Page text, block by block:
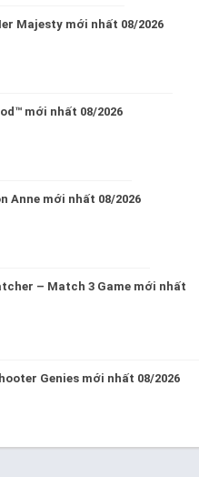
Majesty mới nhất 08/2026
mới nhất 08/2026
Anne mới nhất 08/2026
– Match 3 Game mới nhất
Genies mới nhất 08/2026